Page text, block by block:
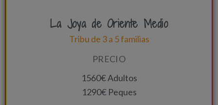
La Joya de Oriente Medio
Tribu de 3 a 5 familias
PRECIO
1560€ Adultos
1290€ Peques